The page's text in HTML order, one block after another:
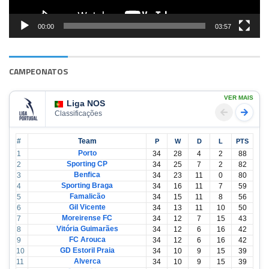
00:00 03:57
CAMPEONATOS
Liga NOS
Classificações
VER MAIS
# Team P W D L PTS
1 Porto 34 28 4 2
88
2
Sporting CP 34 25 7 2
82
3
Benfica 34 23 11 0
80
4
Sporting Braga 34 16 11 7
59
5
Famalicão 34 15 11 8
56
6
Gil Vicente 34 13 11 10
50
7
Moreirense FC 34 12 7 15
43
8
Vitória Guimarães 34 12 6 16
42
9
FC Arouca 34 12 6 16
42
10
GD Estoril Praia 34 10 9 15
39
11
Alverca 34 10 9 15
39